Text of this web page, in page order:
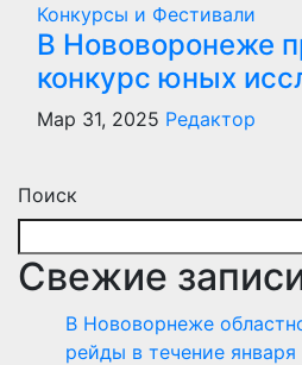
Конкурсы и Фестивали
В Нововоронеже
конкурс юных
Мар 31, 2025 Редактор
Поиск
Свежие
В Нововорнеже
рейды в течение января